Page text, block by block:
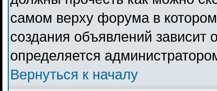
самом верху форума в
создания объявлений зависит
определяется
Вернуться к началу